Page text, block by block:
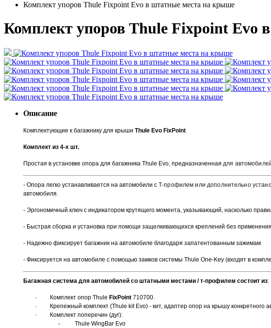
Комплект упоров Thule Fixpoint Evo в штатные места на крыше
Комплект упоров Thule Fixpoint Evo
Описание
Комплектующие к багажнику для крыши Thule Evo FixPoint
Комплект из 4-х шт.
Простая в установке опора для багажника Thule Evo, предназначенная для
- Опора легко устанавливается на автомобили с Т-профилем или дополнительно
автомобиля.
- Эргономичный ключ с индикатором крутящего момента, указывающий, насколько
- Быстрая сборка и установка при помощи защелкивающихся креплений без
- Надежно фиксирует багажник на автомобиле благодаря запатентованным зажимам
- Фиксируется на автомобиле с помощью замков системы Thule One-Key (входят в
Багажная система для автомобилей со штатными местами / т-профилем состоит из:
· Комплект опор Thule FixPoint 710700.
· Крепежный комплект (Thule kit Evo) - кит, адаптер опор на крышу конкретного
· Комплект поперечин (дуг):
- Thule WingBar Evo